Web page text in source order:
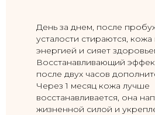
День за днем, после
усталости стираются, кожа
энергией и сияет
Восстанавливающий
после двух часов
Через 1 месяц кожа лучше
восстанавливается, она
жизненной силой и